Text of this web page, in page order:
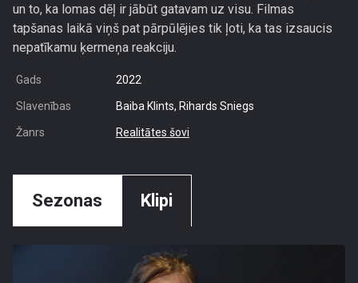
un to, ka lomas dēļ ir jābūt gatavam uz visu. Filmas
tapšanas laikā viņš pat pārpūlējies tik ļoti, ka tas izsaucis
nepatīkamu ķermeņa reakciju.
Gads 2022
Slavenības Baiba Klints, Rihards Sniegs
Žanrs Realitātes šovi
Sezonas Klipi